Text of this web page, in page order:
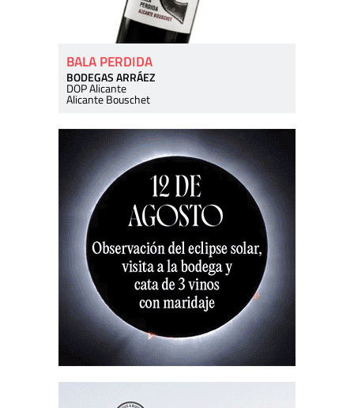
BALA PERDIDA
BODEGAS ARRÁEZ
DOP Alicante
Alicante Bouschet